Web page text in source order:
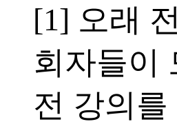
[1] 오래
회자들이
전 강의